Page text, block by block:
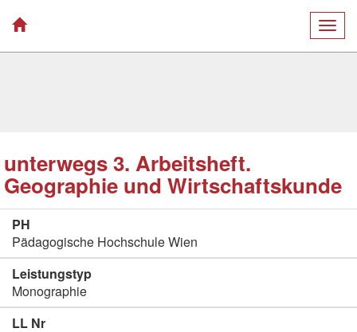
unterwegs 3. Arbeitsheft.
Geographie und Wirtschaftskunde
PH
Pädagogische Hochschule Wien
Leistungstyp
Monographie
LL Nr